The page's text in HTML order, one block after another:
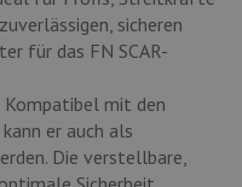
sicheren
für das FN SCAR-
mit den
er auch als
Die verstellbare,